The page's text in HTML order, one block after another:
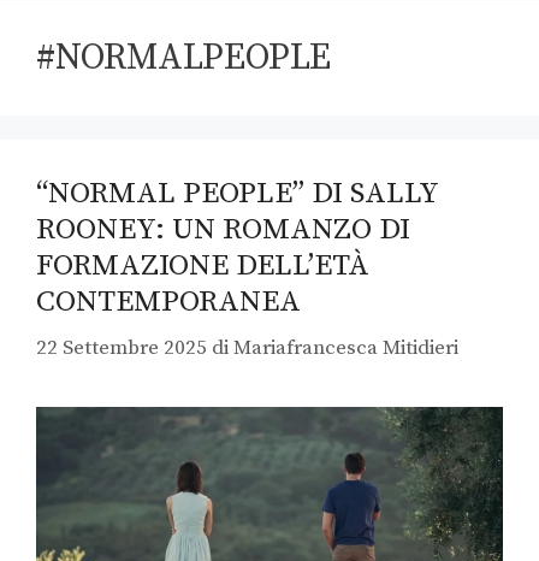
#NORMALPEOPLE
“NORMAL PEOPLE” DI SALLY
ROONEY: UN ROMANZO DI
FORMAZIONE DELL’ETÀ
CONTEMPORANEA
22 Settembre 2025 diMariafrancesca Mitidieri